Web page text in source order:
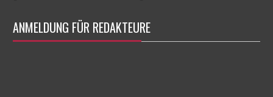
ANMELDUNG FÜR REDAKTEURE